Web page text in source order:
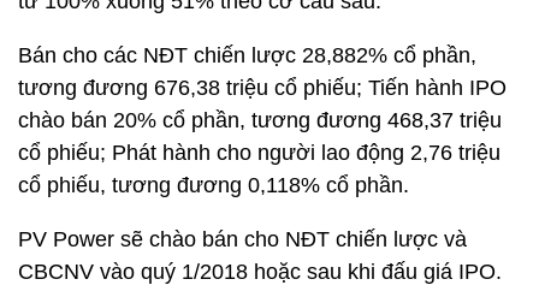
Bán cho các NĐT chiến lược 28,882% cổ phần,
tương đương 676,38 triệu cổ phiếu; Tiến hành IPO
chào bán 20% cổ phần, tương đương 468,37 triệu
cổ phiếu; Phát hành cho người lao động 2,76 triệu
cổ phiếu, tương đương 0,118% cổ phần.
PV Power sẽ chào bán cho NĐT chiến lược và
CBCNV vào quý 1/2018 hoặc sau khi đấu giá IPO.